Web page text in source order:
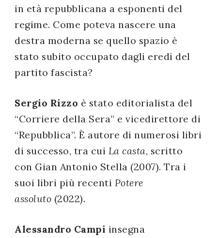
in età repubblicana a esponenti del
regime. Come poteva nascere una
destra moderna se quello spazio è
stato subito occupato dagli eredi del
partito fascista?
Sergio Rizzo è stato editorialista del
“Corriere della Sera” e vicedirettore di
“Repubblica”. È autore di numerosi libri
di successo, tra cui La casta, scritto
con Gian Antonio Stella (2007). Tra i
suoi libri più recenti Potere
assoluto (2022).
Alessandro Campi insegna